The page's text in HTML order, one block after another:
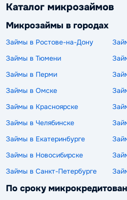
Каталог микрозаймов
Микрозаймы в городах
Займы в Ростове-на-Дону
Займы в Тюмени
Займы в Перми
Займы в Омске
Займы в Красноярске
Займы в Челябинске
Займы в Екатеринбурге
Займы в Новосибирске
Займы в Санкт-Петербурге
По сроку